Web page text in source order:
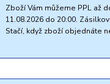
Zboží Vám můžeme PPL až
11.08.2026 do 20:00.
Stačí, když zboží objednáte